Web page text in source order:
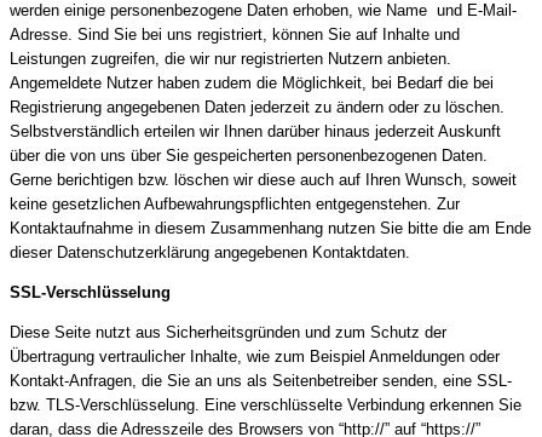
werden einige personenbezogene Daten erhoben, wie Name und E-Mail-
Adresse. Sind Sie bei uns registriert, können Sie auf Inhalte und
Leistungen zugreifen, die wir nur registrierten Nutzern anbieten.
Angemeldete Nutzer haben zudem die Möglichkeit, bei Bedarf die bei
Registrierung angegebenen Daten jederzeit zu ändern oder zu löschen.
Selbstverständlich erteilen wir Ihnen darüber hinaus jederzeit Auskunft
über die von uns über Sie gespeicherten personenbezogenen Daten.
Gerne berichtigen bzw. löschen wir diese auch auf Ihren Wunsch, soweit
keine gesetzlichen Aufbewahrungspflichten entgegenstehen. Zur
Kontaktaufnahme in diesem Zusammenhang nutzen Sie bitte die am Ende
dieser Datenschutzerklärung angegebenen Kontaktdaten.
SSL-Verschlüsselung
Diese Seite nutzt aus Sicherheitsgründen und zum Schutz der
Übertragung vertraulicher Inhalte, wie zum Beispiel Anmeldungen oder
Kontakt-Anfragen, die Sie an uns als Seitenbetreiber senden, eine SSL-
bzw. TLS-Verschlüsselung. Eine verschlüsselte Verbindung erkennen Sie
daran, dass die Adresszeile des Browsers von “http://” auf “https://”